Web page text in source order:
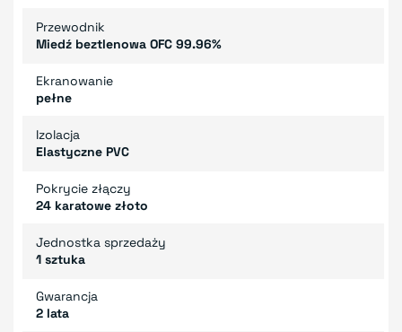
Przewodnik
Miedź beztlenowa OFC 99.96%
Ekranowanie
pełne
Izolacja
Elastyczne PVC
Pokrycie złączy
24 karatowe złoto
Jednostka sprzedaży
1 sztuka
Gwarancja
2 lata